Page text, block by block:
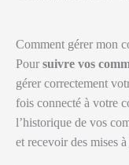
Comment gérer mon
Pour suivre vos
gérer correctement
fois connecté à votre
l’historique de vos
et recevoir des mises